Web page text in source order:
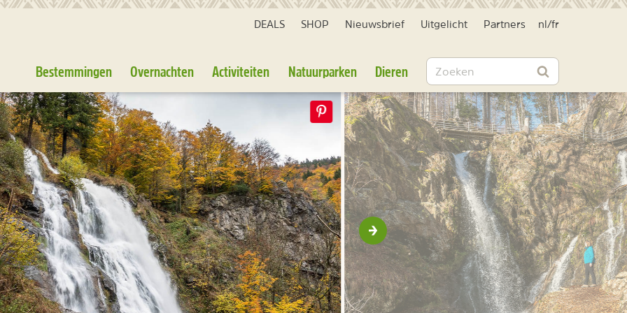
DEALS SHOP Nieuwsbrief Uitgelicht Partners nl /fr
Bestemmingen Overnachten Activiteiten Natuurparken Dieren Zoeken
Zoeken
Volgende